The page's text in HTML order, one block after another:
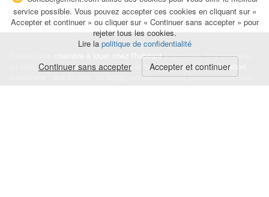
chambre à louer chez l'habitantà la nuitée, à la semaine,
au mois ou à l'année pour de courts et longs séjours, unecolocation
temporaire : des études, un stage, un déplacement professionnel, une
service possible. Vous pouvez accepter ces cookies en cliquant sur «
Accepter et continuer » ou cliquer sur « Continuer sans accepter » pour
rejeter tous les cookies.
Lire la politique de confidentialité
Continuer sans accepter Accepter et continuer